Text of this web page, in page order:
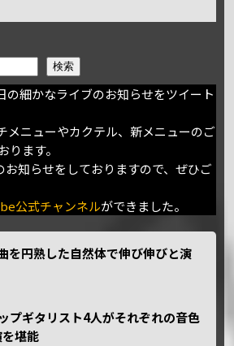
検索
の細かなライブのお知らせをツイート
メニューやカクテル、新メニューのご
ります。
お知らせをしておりますので、ぜひご
公式チャンネルができました。
を円熟した自然体で伸び伸びと演
プギタリスト4人がそれぞれの音色
堪能